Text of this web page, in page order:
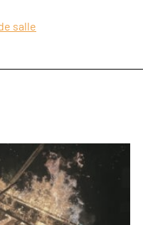
salle